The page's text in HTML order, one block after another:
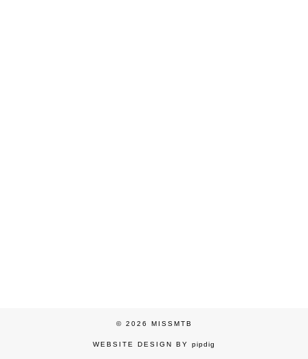
© 2026 MISSMTB
WEBSITE DESIGN BY pipdig